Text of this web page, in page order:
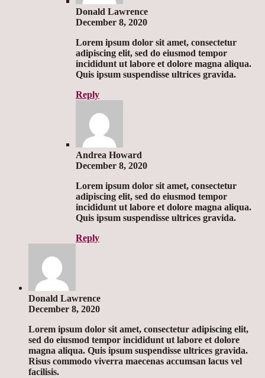
Donald Lawrence
December 8, 2020
Lorem ipsum dolor sit amet, consectetur
adipiscing elit, sed do eiusmod tempor
incididunt ut labore et dolore magna aliqua.
Quis ipsum suspendisse ultrices gravida.
Reply
Andrea Howard
December 8, 2020
Lorem ipsum dolor sit amet, consectetur
adipiscing elit, sed do eiusmod tempor
incididunt ut labore et dolore magna aliqua.
Quis ipsum suspendisse ultrices gravida.
Reply
Donald Lawrence
December 8, 2020
Lorem ipsum dolor sit amet, consectetur adipiscing elit,
sed do eiusmod tempor incididunt ut labore et dolore
magna aliqua. Quis ipsum suspendisse ultrices gravida.
Risus commodo viverra maecenas accumsan lacus vel
facilisis.